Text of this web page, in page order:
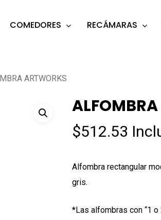
COMEDORES RECÁMARAS
ARTWORKS
$512.53
Alfombra rectangular
gris.
*Las alfombras con “1